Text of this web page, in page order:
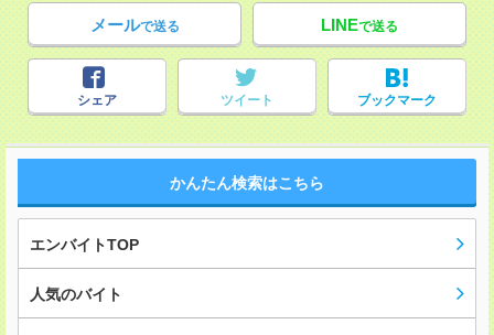
メールで送る LINEで送る
シェア ツイート ブックマーク
かんたん検索はこちら
エンバイトTOP
人気のバイト